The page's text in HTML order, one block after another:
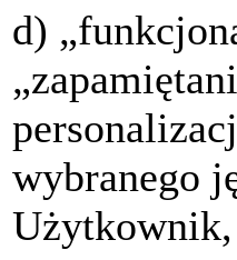
d)
wybranego